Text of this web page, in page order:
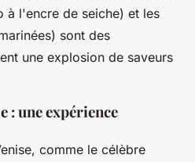
à l'encre de seiche) et les
sont des
une explosion de saveurs
: une expérience
comme le célèbre